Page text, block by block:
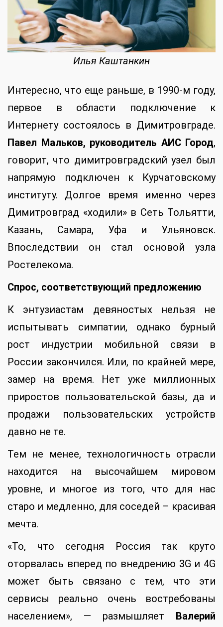
Илья Каштанкин
Интересно, что еще раньше, в 1990-м году,
первое в области подключение к
Интернету состоялось в Димитровграде.
Павел Мальков, руководитель АИС Город,
говорит, что димитровградский узел был
напрямую подключен к Курчатовскому
институту. Долгое время именно через
Димитровград «ходили» в Сеть Тольятти,
Казань, Самара, Уфа и Ульяновск.
Впоследствии он стал основой узла
Ростелекома.
Спрос, соответствующий предложению
К энтузиастам девяностых нельзя не
испытывать симпатии, однако бурный
рост индустрии мобильной связи в
России закончился. Или, по крайней мере,
замер на время. Нет уже миллионных
приростов пользовательской базы, да и
продажи пользовательских устройств
давно не те.
Тем не менее, технологичность отрасли
находится на высочайшем мировом
уровне, и многое из того, что для нас
старо и медленно, для соседей – красивая
мечта.
«То, что сегодня Россия так круто
оторвалась вперед по внедрению 3G и 4G
может быть связано с тем, что эти
сервисы реально очень востребованы
населением», — размышляет Валерий